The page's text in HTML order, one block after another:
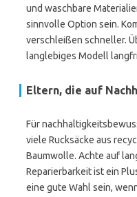
und waschbare
sinnvolle Option sein.
verschleißen schneller.
langlebiges Modell
Eltern, die auf
Für
viele Rucksäcke aus
Baumwolle. Achte auf
Reparierbarkeit ist ein
eine gute Wahl sein,